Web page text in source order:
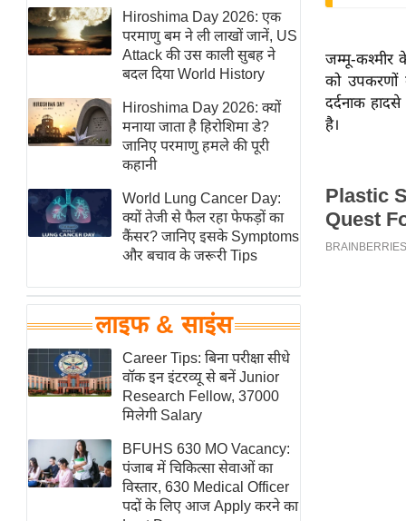
ऑटो वर्ल्ड
न्यूज ब्रीफ
मनोरंजन जगत
बॉलीवुड
हॉलीवुड
फिल्म समीक्षा
News
लाइफस्टाइल
टेक्नॉलॉजी
ब्यूटी/फैशन
घरेलू नुस्खे
पर्यटन स्थल
फिटनेस मंत्रा
रिलेशनशिप
विश्लेषण
समसामयिक
मातृभूमि
Hiroshima Day 2026: एक
परमाणु बम ने ली लाखों जानें, US
Attack की उस काली सुबह ने
बदल दिया World History
Hiroshima Day 2026: क्यों
मनाया जाता है हिरोशिमा डे?
जानिए परमाणु हमले की पूरी
कहानी
World Lung Cancer Day:
क्यों तेजी से फैल रहा फेफड़ों का
कैंसर? जानिए इसके Symptoms
और बचाव के जरूरी Tips
लाइफ & साइंस
Career Tips: बिना परीक्षा सीधे
वॉक इन इंटरव्यू से बनें Junior
Research Fellow, 37000
मिलेगी Salary
BFUHS 630 MO Vacancy:
पंजाब में चिकित्सा सेवाओं का
विस्तार, 630 Medical Officer
पदों के लिए आज Apply करने का
जम्मू-कश्मीर
को उपकरणों
दर्दनाक
है।